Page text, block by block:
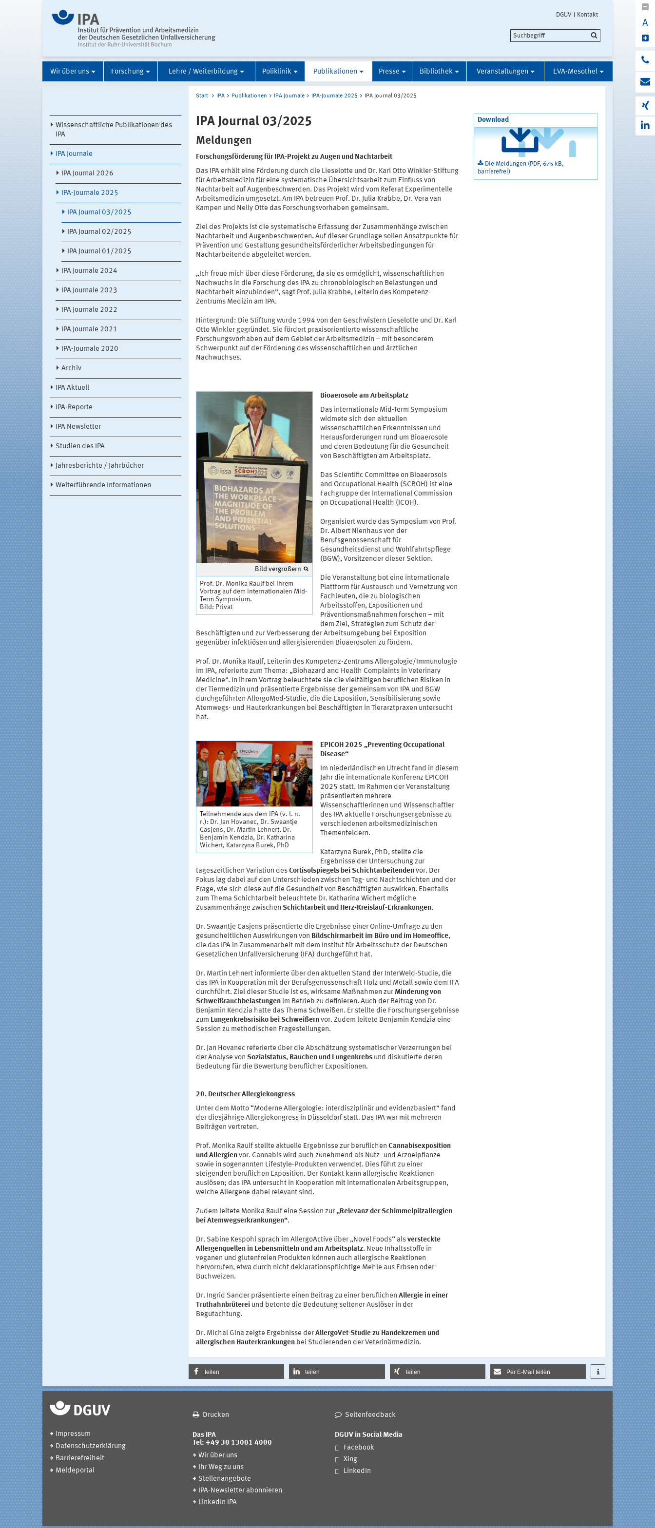
DGUV Kontakt
A
Wir über uns Forschung Lehre / Weiterbildung Poliklinik Publikationen Presse Bibliothek Veranstaltungen EVA-Mesothel
Wissenschaftliche Publikationen des
IPA
IPA Journale
IPA Journal 2026
IPA-Journale 2025
IPA Journal 03/2025
IPA Journal 02/2025
IPA Journal 01/2025
IPA Journale 2024
IPA Journale 2023
IPA Journale 2022
IPA Journale 2021
IPA-Journale 2020
Archiv
IPA Aktuell
IPA-Reporte
IPA Newsletter
Studien des IPA
Jahresberichte / Jahrbücher
Weiterführende Informationen
Start IPA Publikationen IPA Journale IPA-Journale 2025 IPA Journal 03/2025
IPA Journal 03/2025
Meldungen
Forschungsförderung für IPA-Projekt zu Augen und Nachtarbeit
Das IPA erhält eine Förderung durch die Lieselotte und Dr. Karl Otto Winkler-Stiftung
für Arbeitsmedizin für eine systematische Übersichtsarbeit zum Einfluss von
Nachtarbeit auf Augenbeschwerden. Das Projekt wird vom Referat Experimentelle
Arbeitsmedizin umgesetzt. Am IPA betreuen Prof. Dr. Julia Krabbe, Dr. Vera van
Kampen und Nelly Otte das Forschungsvorhaben gemeinsam.
Ziel des Projekts ist die systematische Erfassung der Zusammenhänge zwischen
Nachtarbeit und Augenbeschwerden. Auf dieser Grundlage sollen Ansatzpunkte für
Prävention und Gestaltung gesundheitsförderlicher Arbeitsbedingungen für
Nachtarbeitende abgeleitet werden.
„Ich freue mich über diese Förderung, da sie es ermöglicht, wissenschaftlichen
Nachwuchs in die Forschung des IPA zu chronobiologischen Belastungen und
Nachtarbeit einzubinden“, sagt Prof. Julia Krabbe, Leiterin des Kompetenz-
Zentrums Medizin am IPA.
Hintergrund: Die Stiftung wurde 1994 von den Geschwistern Lieselotte und Dr. Karl
Otto Winkler gegründet. Sie fördert praxisorientierte wissenschaftliche
Forschungsvorhaben auf dem Gebiet der Arbeitsmedizin – mit besonderem
Schwerpunkt auf der Förderung des wissenschaftlichen und ärztlichen
Nachwuchses.
Bild vergrößern
Prof. Dr. Monika Raulf bei ihrem
Vortrag auf dem internationalen Mid-
Term Symposium.
Bild: Privat
Bioaerosole am Arbeitsplatz
Das internationale Mid-Term Symposium
widmete sich den aktuellen
wissenschaftlichen Erkenntnissen und
Herausforderungen rund um Bioaerosole
und deren Bedeutung für die Gesundheit
von Beschäftigten am Arbeitsplatz.
Das Scientific Committee on Bioaerosols
and Occupational Health (SCBOH) ist eine
Fachgruppe der International Commission
on Occupational Health (ICOH).
Organisiert wurde das Symposium von Prof.
Dr. Albert Nienhaus von der
Berufsgenossenschaft für
Gesundheitsdienst und Wohlfahrtspflege
(BGW), Vorsitzender dieser Sektion.
Die Veranstaltung bot eine internationale
Plattform für Austausch und Vernetzung von
Fachleuten, die zu biologischen
Arbeitsstoffen, Expositionen und
Präventionsmaßnahmen forschen – mit
dem Ziel, Strategien zum Schutz der
Beschäftigten und zur Verbesserung der Arbeitsumgebung bei Exposition
gegenüber infektiösen und allergisierenden Bioaerosolen zu fördern.
Prof. Dr. Monika Raulf, Leiterin des Kompetenz-Zentrums Allergologie/Immunologie
im IPA, referierte zum Thema: „Biohazard and Health Complaints in Veterinary
Medicine“. In ihrem Vortrag beleuchtete sie die vielfältigen beruflichen Risiken in
der Tiermedizin und präsentierte Ergebnisse der gemeinsam von IPA und BGW
durchgeführten AllergoMed-Studie, die die Exposition, Sensibilisierung sowie
Atemwegs- und Hauterkrankungen bei Beschäftigten in Tierarztpraxen untersucht
hat.
Teilnehmende aus dem IPA (v. l. n.
r.): Dr. Jan Hovanec, Dr. Swaantje
Casjens, Dr. Martin Lehnert, Dr.
Benjamin Kendzia, Dr. Katharina
Wichert, Katarzyna Burek, PhD
EPICOH 2025 „Preventing Occupational
Disease“
Im niederländischen Utrecht fand in diesem
Jahr die internationale Konferenz EPICOH
2025 statt. Im Rahmen der Veranstaltung
präsentierten mehrere
Wissenschaftlerinnen und Wissenschaftler
des IPA aktuelle Forschungsergebnisse zu
verschiedenen arbeitsmedizinischen
Themenfeldern.
Katarzyna Burek, PhD, stellte die
Ergebnisse der Untersuchung zur
tageszeitlichen Variation des Cortisolspiegels bei Schichtarbeitenden vor. Der
Fokus lag dabei auf den Unterschieden zwischen Tag- und Nachtschichten und der
Frage, wie sich diese auf die Gesundheit von Beschäftigten auswirken. Ebenfalls
zum Thema Schichtarbeit beleuchtete Dr. Katharina Wichert mögliche
Zusammenhänge zwischen Schichtarbeit und Herz-Kreislauf-Erkrankungen.
Dr. Swaantje Casjens präsentierte die Ergebnisse einer Online-Umfrage zu den
gesundheitlichen Auswirkungen von Bildschirmarbeit im Büro und im Homeoffice,
die das IPA in Zusammenarbeit mit dem Institut für Arbeitsschutz der Deutschen
Gesetzlichen Unfallversicherung (IFA) durchgeführt hat.
Dr. Martin Lehnert informierte über den aktuellen Stand der InterWeld-Studie, die
das IPA in Kooperation mit der Berufsgenossenschaft Holz und Metall sowie dem IFA
durchführt. Ziel dieser Studie ist es, wirksame Maßnahmen zur Minderung von
Schweißrauchbelastungen im Betrieb zu definieren. Auch der Beitrag von Dr.
Benjamin Kendzia hatte das Thema Schweißen. Er stellte die Forschungsergebnisse
zum Lungenkrebsrisiko bei Schweißern vor. Zudem leitete Benjamin Kendzia eine
Session zu methodischen Fragestellungen.
Dr. Jan Hovanec referierte über die Abschätzung systematischer Verzerrungen bei
der Analyse von Sozialstatus, Rauchen und Lungenkrebs und diskutierte deren
Bedeutung für die Bewertung beruflicher Expositionen.
20. Deutscher Allergiekongress
Unter dem Motto “Moderne Allergologie: interdisziplinär und evidenzbasiert” fand
der diesjährige Allergiekongress in Düsseldorf statt. Das IPA war mit mehreren
Beiträgen vertreten.
Prof. Monika Raulf stellte aktuelle Ergebnisse zur beruflichen Cannabisexposition
und Allergien vor. Cannabis wird auch zunehmend als Nutz- und Arzneipflanze
sowie in sogenannten Lifestyle-Produkten verwendet. Dies führt zu einer
steigenden beruflichen Exposition. Der Kontakt kann allergische Reaktionen
auslösen; das IPA untersucht in Kooperation mit internationalen Arbeitsgruppen,
welche Allergene dabei relevant sind.
Zudem leitete Monika Raulf eine Session zur „Relevanz der Schimmelpilzallergien
bei Atemwegserkrankungen“.
Dr. Sabine Kespohl sprach im AllergoActive über „Novel Foods“ als versteckte
Allergenquellen in Lebensmitteln und am Arbeitsplatz. Neue Inhaltsstoffe in
veganen und glutenfreien Produkten können auch allergische Reaktionen
hervorrufen, etwa durch nicht deklarationspflichtige Mehle aus Erbsen oder
Buchweizen.
Dr. Ingrid Sander präsentierte einen Beitrag zu einer beruflichen Allergie in einer
Truthahnbrüterei und betonte die Bedeutung seltener Auslöser in der
Begutachtung.
Dr. Michal Gina zeigte Ergebnisse der AllergoVet-Studie zu Handekzemen und
allergischen Hauterkrankungen bei Studierenden der Veterinärmedizin.
Download
Die Meldungen (PDF, 675 kB,
barrierefrei)
teilen teilen teilen Per E-Mail teilen
Drucken Seitenfeedback
Impressum
Datenschutzerklärung
Barrierefreiheit
Meldeportal
Das IPA
Tel: +49 30 13001 4000
Wir über uns
Ihr Weg zu uns
Stellenangebote
IPA-Newsletter abonnieren
LinkedIn IPA
DGUV in Social Media
Facebook
Xing
LinkedIn